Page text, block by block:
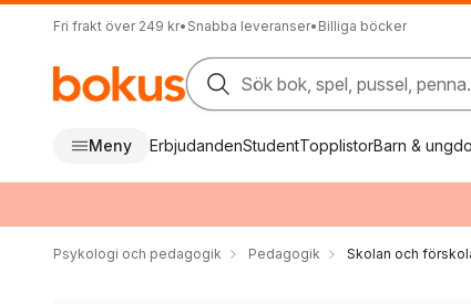
Fri frakt över 249 kr• Snabba leveranser• Billiga böcker
Sök bok, spel, pussel,
Meny ErbjudandenStudentTopplistorBarn &
Psykologi och pedagogik Pedagogik Skolan och